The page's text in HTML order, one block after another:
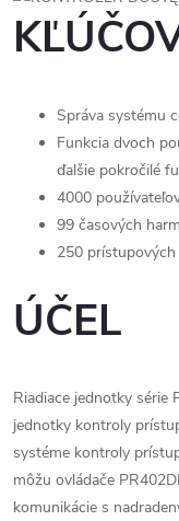
Správa systému
Funkcia dvoch
ďalšie pokročilé
4000
99 časových
250
ÚČEL
Riadiace jednotky série
jednotky kontroly
systéme kontroly
môžu ovládače
komunikácie s